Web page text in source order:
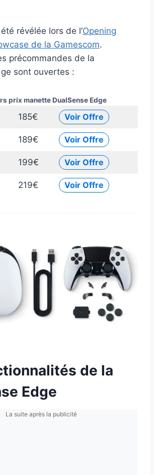
révélée lors de l’Opening
de la Gamescom.
précommandes de la
sont ouvertes :
185€ Voir Offre
189€ Voir Offre
199€ Voir Offre
219€ Voir Offre
prix manette DualSense Edge
de la
Edge
La suite après la publicité